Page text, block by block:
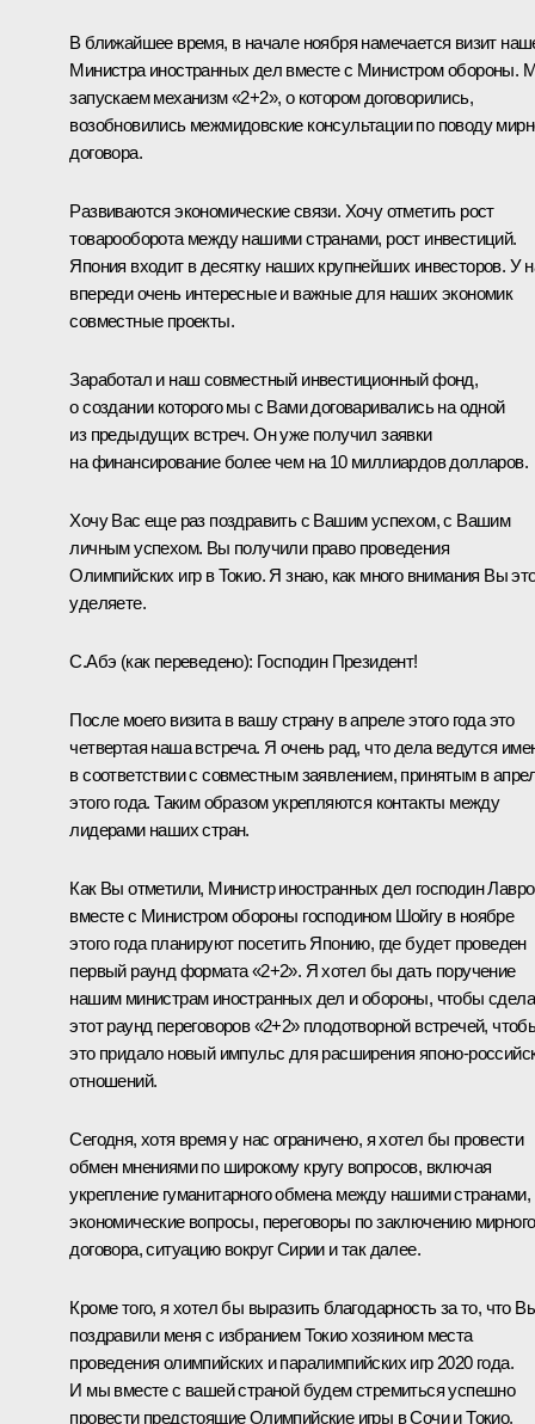
В ближайшее время, в начале ноября намечается визит
Министра иностранных дел вместе с Министром обороны.
запускаем механизм «2+2», о котором договорились,
возобновились межмидовские консультации по поводу
договора.
Развиваются экономические связи. Хочу отметить рост
товарооборота между нашими странами, рост инвестиций.
Япония входит в десятку наших крупнейших инвесторов. У
впереди очень интересные и важные для наших экономик
совместные проекты.
Заработал и наш совместный инвестиционный фонд,
о создании которого мы с Вами договаривались на одной
из предыдущих встреч. Он уже получил заявки
на финансирование более чем на 10 миллиардов долларов.
Хочу Вас еще раз поздравить с Вашим успехом, с Вашим
личным успехом. Вы получили право проведения
Олимпийских игр в Токио. Я знаю, как много внимания Вы
уделяете.
С.Абэ (как переведено): Господин Президент!
После моего визитав вашу страну в апреле этого года это
четвертая наша встреча. Я очень рад, что дела ведутся
в соответствии с совместным заявлением, принятым в
этого года. Таким образом укрепляются контакты между
лидерами наших стран.
Как Вы отметили, Министр иностранных дел господин
вместе с Министром обороны господином Шойгу в ноябре
этого года планируют посетить Японию, где будет проведен
первый раунд формата «2+2». Я хотел бы дать поручение
нашим министрам иностранных дел и обороны, чтобы
этот раунд переговоров «2+2» плодотворной встречей,
это придало новый импульс для расширения японо-
отношений.
Сегодня, хотя время у нас ограничено, я хотел бы провести
обмен мнениями по широкому кругу вопросов, включая
укрепление гуманитарного обмена между нашими странами,
экономические вопросы, переговоры по заключению мирного
договора, ситуацию вокруг Сирии и так далее.
Кроме того, я хотел бы выразить благодарность за то, что
поздравили меня с избранием Токио хозяином места
проведения олимпийских и паралимпийских игр 2020 года.
И мы вместе с вашей страной будем стремиться успешно
провести предстоящие Олимпийские игры в Сочи и Токио.